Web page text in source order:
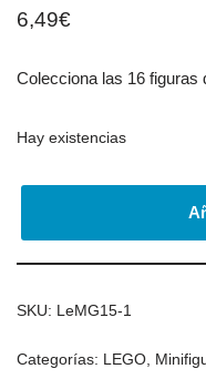
6,49€
Colecciona las 16 figuras
Hay existencias
SKU: LeMG15-1
Categorías: LEGO,